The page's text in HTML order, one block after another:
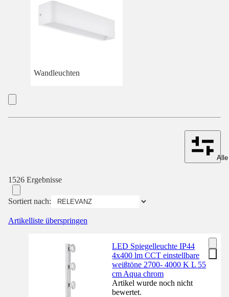
Wandleuchten
1526 Ergebnisse
Sortiert nach:
Artikelliste überspringen
LED Spiegelleuchte IP44
4x400 lm CCT einstellbare
weißtöne 2700- 4000 K L 55
cm Aqua chrom
Artikel wurde noch nicht
bewertet.